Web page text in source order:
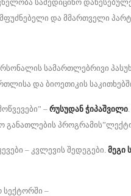
სამედიცინო
და მმართველი
სამართლებრივი
და ბიოეთიკის
– რუსუდან ჭიპაშვილი
განათლების
– კვლევის შედეგები. მეგი
სექტორში –